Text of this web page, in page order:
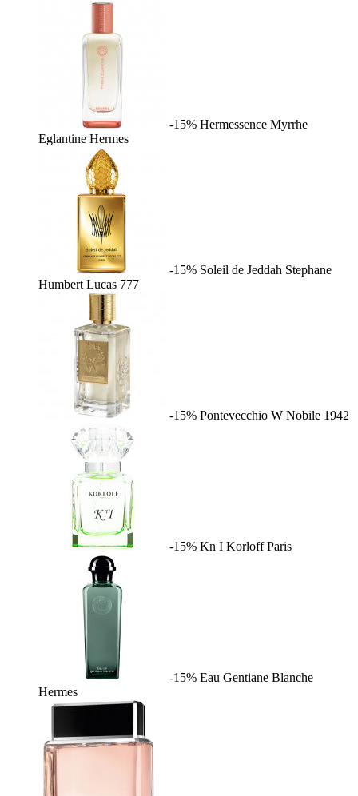
-15% Hermessence Myrrhe
Eglantine Hermes
-15% Soleil de Jeddah Stephane
Humbert Lucas 777
-15% Pontevecchio W Nobile 1942
-15% Kn I Korloff Paris
-15% Eau Gentiane Blanche
Hermes